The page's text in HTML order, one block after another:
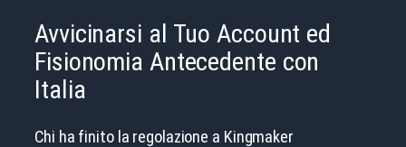
Avvicinarsi al Tuo Account ed
Fisionomia Antecedente con
Italia
Chi ha finito la regolazione a Kingmaker